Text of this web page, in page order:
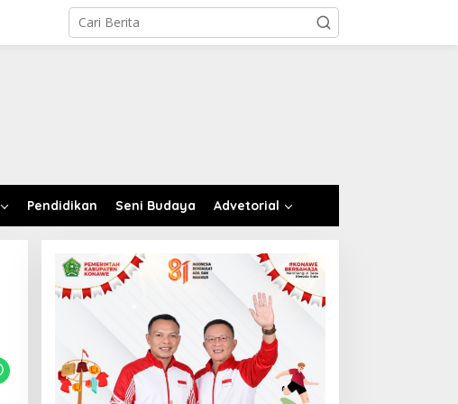
Pendidikan Seni Budaya Advetorial